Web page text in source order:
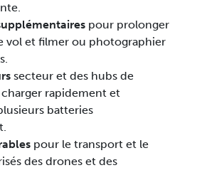
pour prolonger
vol et filmer ou photographier
secteur et des hubs de
rapidement et
batteries
pour le transport et le
des drones et des